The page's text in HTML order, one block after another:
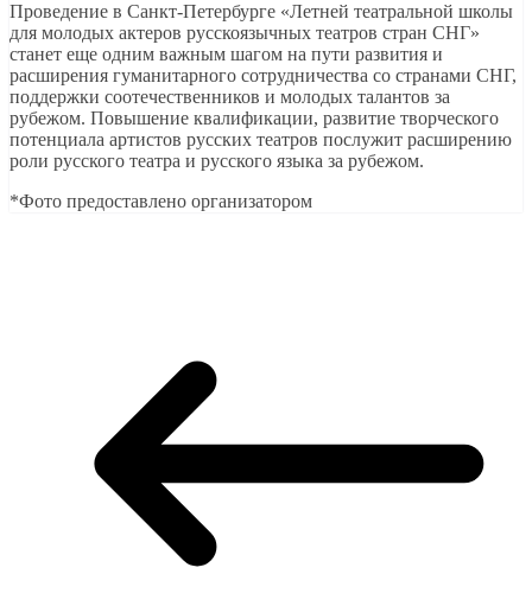
Проведение в Санкт-Петербурге «Летней театральной школы
для молодых актеров русскоязычных театров стран СНГ»
станет еще одним важным шагом на пути развития и
расширения гуманитарного сотрудничества со странами СНГ,
поддержки соотечественников и молодых талантов за
рубежом. Повышение квалификации, развитие творческого
потенциала артистов русских театров послужит расширению
роли русского театра и русского языка за рубежом.
*Фото предоставлено организатором